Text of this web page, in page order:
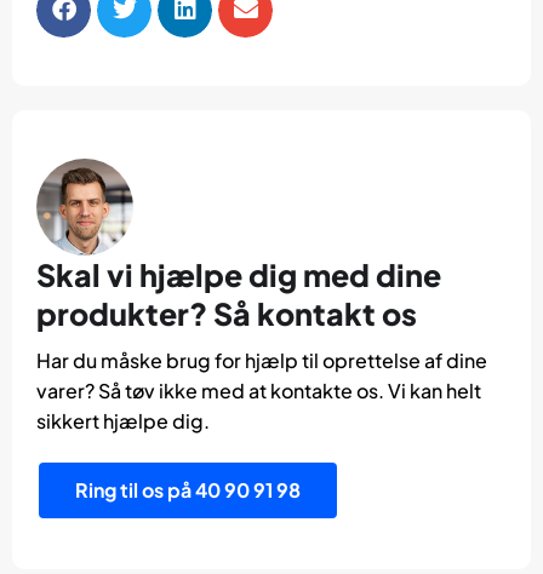
Skal vi hjælpe dig med dine
produkter? Så kontakt os
Har du måske brug for hjælp til oprettelse af dine
varer? Så tøv ikke med at kontakte os. Vi kan helt
sikkert hjælpe dig.
Ring til os på 40 90 91 98